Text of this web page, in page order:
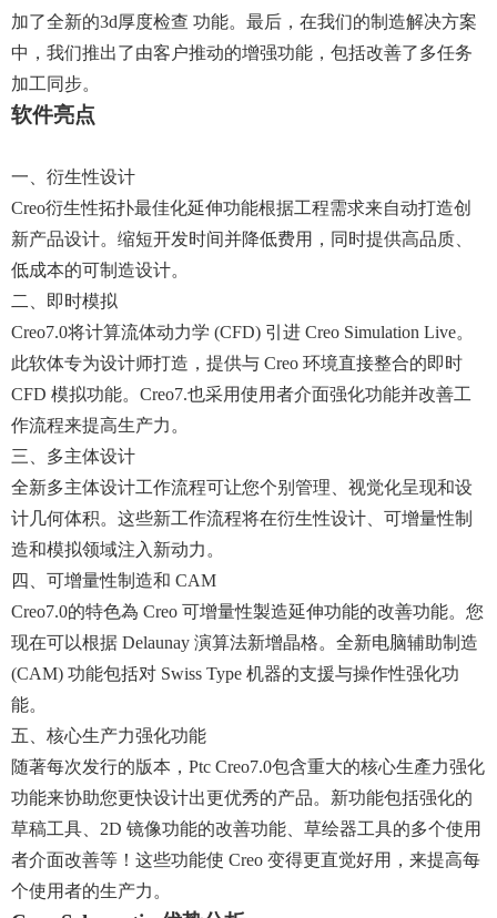
加了全新的3d厚度检查 功能。最后，在我们的制造解决方案
中，我们推出了由客户推动的增强功能，包括改善了多任务
加工同步。
软件亮点
一、衍生性设计
Creo衍生性拓扑最佳化延伸功能根据工程需求来自动打造创
新产品设计。缩短开发时间并降低费用，同时提供高品质、
低成本的可制造设计。
二、即时模拟
Creo7.0将计算流体动力学 (CFD) 引进 Creo Simulation Live。
此软体专为设计师打造，提供与 Creo 环境直接整合的即时
CFD 模拟功能。creo7.也采用使用者介面强化功能并改善工
作流程来提高生产力。
三、多主体设计
全新多主体设计工作流程可让您个别管理、视觉化呈现和设
计几何体积。这些新工作流程将在衍生性设计、可增量性制
造和模拟领域注入新动力。
四、可增量性制造和 CAM
Creo7.0的特色為 Creo 可增量性製造延伸功能的改善功能。您
现在可以根据 Delaunay 演算法新增晶格。全新电脑辅助制造
(CAM) 功能包括对 Swiss Type 机器的支援与操作性强化功
能。
五、核心生产力强化功能
随著每次发行的版本，ptc Creo7.0包含重大的核心生產力强化
功能来协助您更快设计出更优秀的产品。新功能包括强化的
草稿工具、2D 镜像功能的改善功能、草绘器工具的多个使用
者介面改善等！这些功能使 Creo 变得更直觉好用，来提高每
个使用者的生产力。